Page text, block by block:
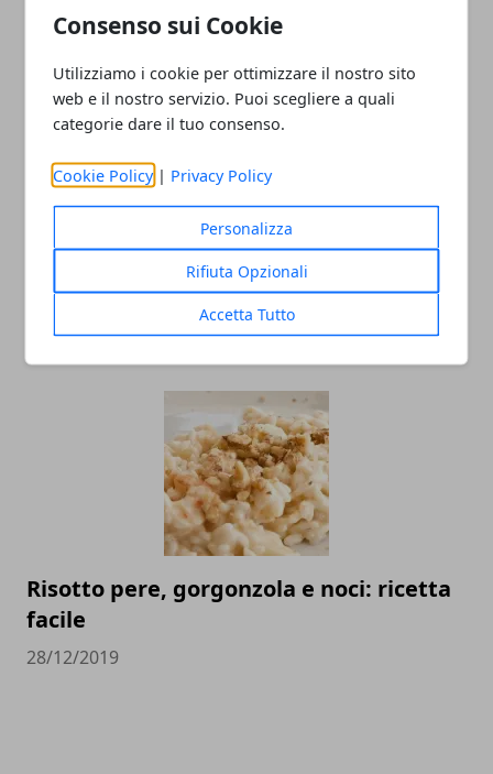
Consenso sui Cookie
Utilizziamo i cookie per ottimizzare il nostro sito
web e il nostro servizio. Puoi scegliere a quali
categorie dare il tuo consenso.
Cookie Policy | Privacy Policy
Personalizza
Rifiuta Opzionali
Accetta Tutto
facile
05/05/2020
Ricetta involtini di pollo con funghi
Risotto pere, gorgonzola e noci: ricetta
facile
28/12/2019